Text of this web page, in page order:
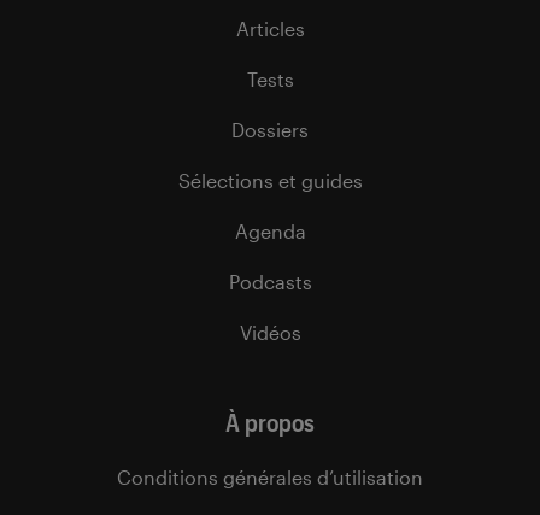
Articles
Tests
Dossiers
Sélections et guides
Agenda
Podcasts
Vidéos
À propos
Conditions générales d’utilisation